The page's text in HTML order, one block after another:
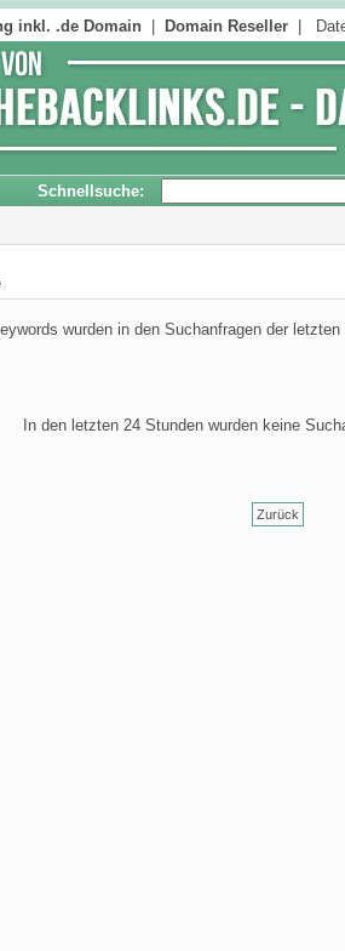
inkl. .de Domain Domain Reseller
Schnellsuche:
wurden in den Suchanfragen der
In den letzten 24 Stunden wurden keine
Zurück